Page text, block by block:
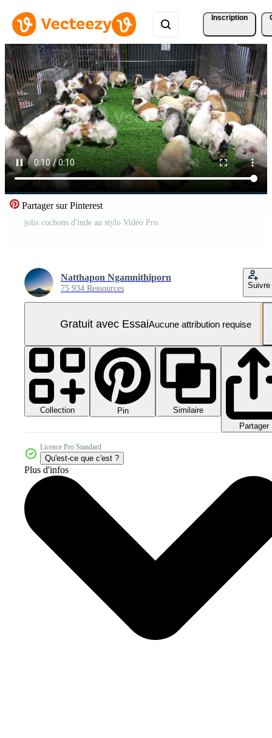
Inscription
Partager sur Pinterest
jolis cochons d'inde au stylo Vidéo Pro
Natthapon Ngamnithiporn
75 934 Ressources Suivre
Gratuit avec EssaiAucune attribution requise
Collection Pin
Similaire
Partager
Licence Pro Standard
Qu'est-ce que c'est ?
Plus d'infos